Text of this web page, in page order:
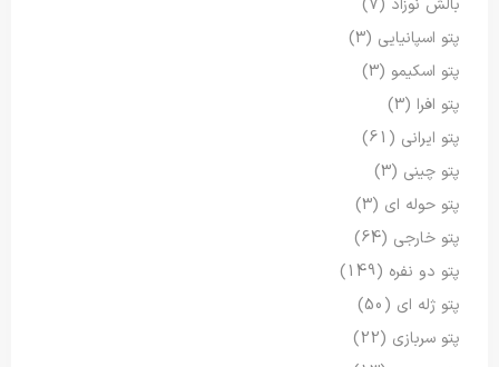
بالش نوزاد (7)
پتو اسپانیایی (3)
پتو اسکیمو (3)
پتو افرا (3)
پتو ایرانی (61)
پتو چینی (3)
پتو حوله ای (3)
پتو خارجی (64)
پتو دو نفره (149)
پتو ژله ای (50)
پتو سربازی (22)